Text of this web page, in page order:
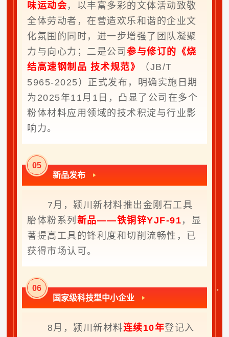
味运动会 ，以丰富多彩的文体活动致敬
全体劳动者，在营造欢乐和谐的企业文
化氛围的同时，进一步增强了团队凝聚
力与向心力；二是公司参与修订的《烧
结高速钢制品 技术规范》
（JB/T
5965-2025）正式发布，明确实施日期
为2025年11月1日，凸显了公司在多个
粉体材料应用领域的技术积淀与行业影
响力。
05
新品发布
7月，颍川新材料推出金刚石工具
胎体粉系列 新品——铁铜锌YJF-91 ，显
著提高工具的锋利度和切削流畅性，已
获得市场认可。
06
国家级科技型中小企业
8月，颍川新材料连续10年登记入